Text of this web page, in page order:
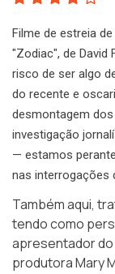
Filme de estreia
"Zodiac", de David
risco de ser algo
do recente e
desmontagem
investigação
— estamos
nas interrogações
Também aqui,
tendo como
apresentador do
produtora Mary